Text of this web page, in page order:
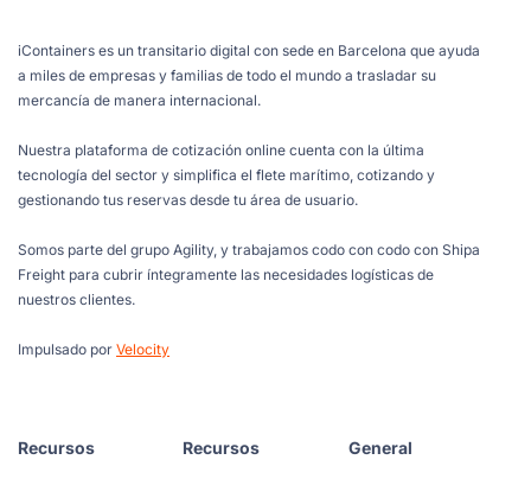
iContainers es un transitario digital con sede en Barcelona que ayuda
a miles de empresas y familias de todo el mundo a trasladar su
mercancía de manera internacional.
Nuestra plataforma de cotización online cuenta con la última
tecnología del sector y simplifica el flete marítimo, cotizando y
gestionando tus reservas desde tu área de usuario.
Somos parte del grupo Agility, y trabajamos codo con codo con Shipa
Freight para cubrir íntegramente las necesidades logísticas de
nuestros clientes.
Impulsado por Velocity
Recursos Recursos General